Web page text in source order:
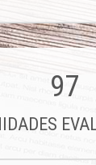
97